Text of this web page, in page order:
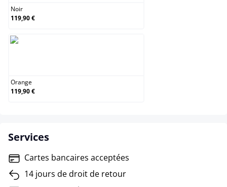
Noir
119,90 €
Orange
119,90 €
Services
Cartes bancaires acceptées
14 jours de droit de retour